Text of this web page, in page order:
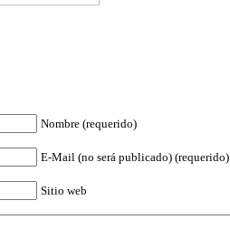
Nombre (requerido)
E-Mail (no será publicado) (requerido)
Sitio web